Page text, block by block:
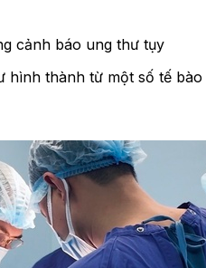
cảnh báo ung thư tụy
hình thành từ một số tế